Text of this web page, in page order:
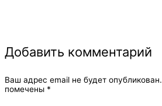
Добавить комментарий
Ваш адрес email не будет опубликован.
помечены *